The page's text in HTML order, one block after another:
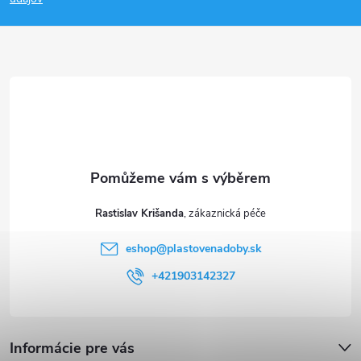
a
Rastislav Krišanda
eshop@plastovenadoby.sk
+421903142327
Informácie pre vás